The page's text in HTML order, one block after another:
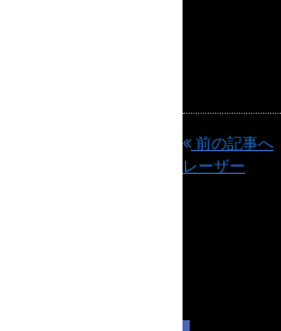
前の記事へ
レーザー